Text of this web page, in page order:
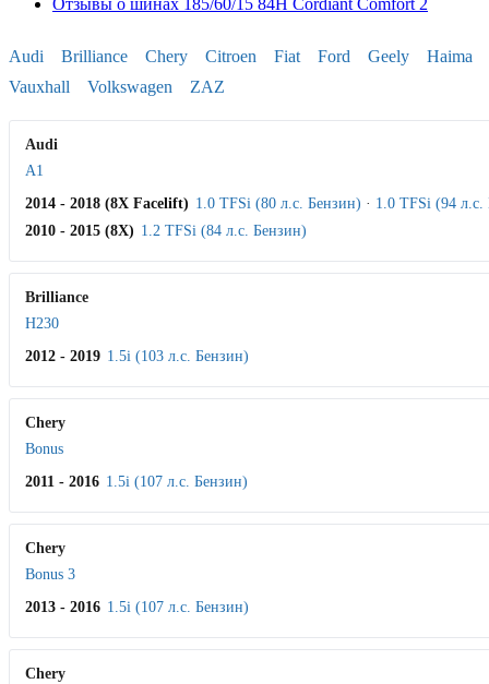
Audi Brilliance Chery Citroen Fiat Ford Geely
Haima
Vauxhall
Volkswagen ZAZ
Audi
A1
2014 - 2018 (8X Facelift) 1.0 TFSi (80 л.с. Бензин) · 1.0 TFSi (94 л.с.
2010 - 2015 (8X) 1.2 TFSi (84 л.с. Бензин)
Brilliance
H230
2012 - 2019 1.5i (103 л.с. Бензин)
Chery
Bonus
2011 - 2016 1.5i (107 л.с. Бензин)
Chery
Bonus 3
2013 - 2016 1.5i (107 л.с. Бензин)
Chery